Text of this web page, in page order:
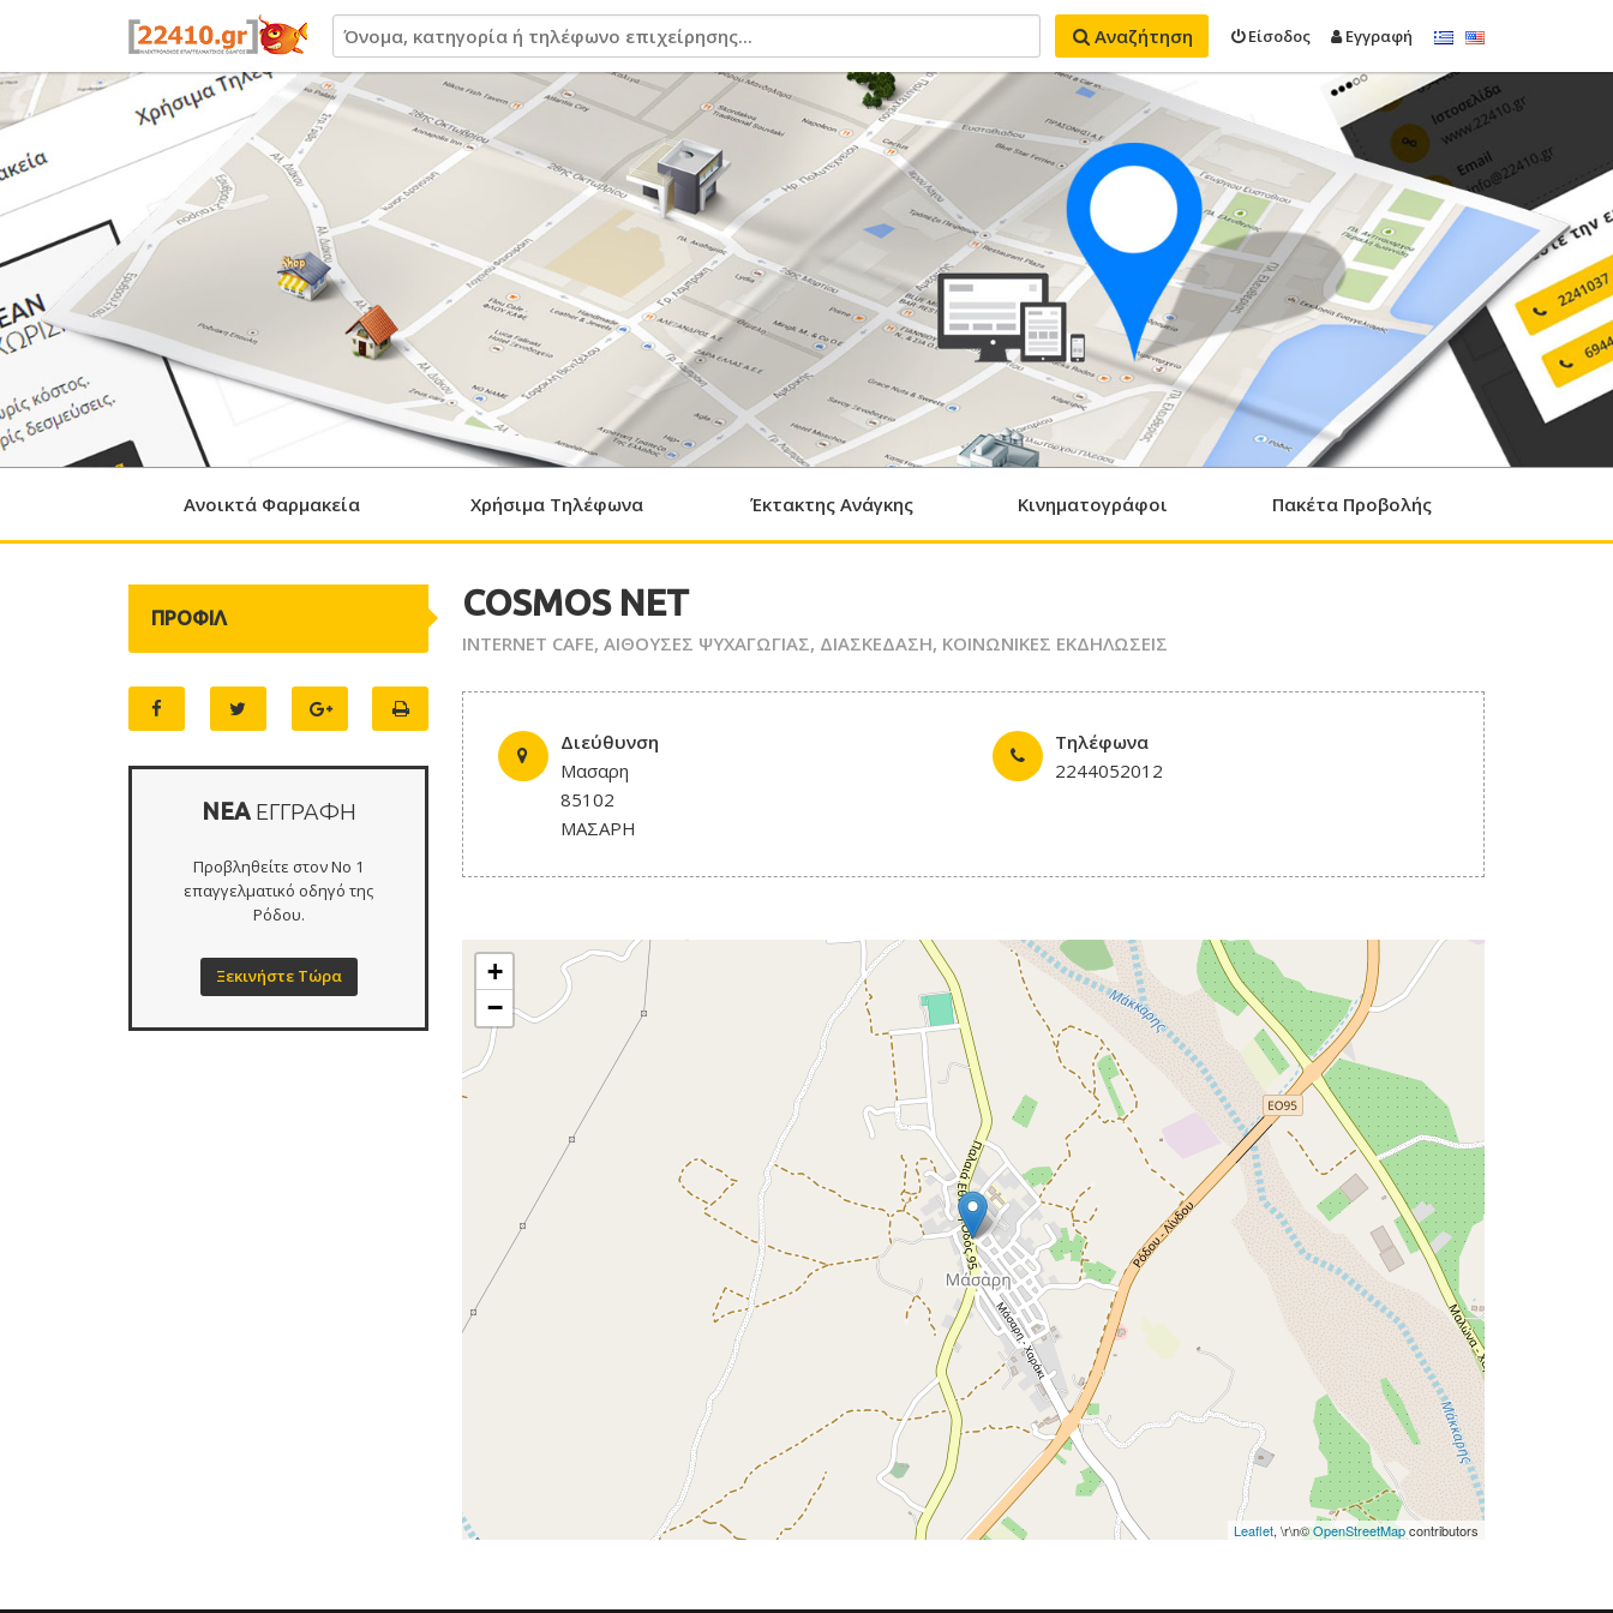
22410.gr
Εγγραφή
Είσοδος
Αναζήτηση
Ανοικτά Φαρμακεία Χρήσιμα Τηλέφωνα Έκτακτης Ανάγκης Κινηματογράφοι Πακέτα Προβολής
COSMOS NET
INTERNET CAFE,ΑΙΘΟΥΣΕΣ ΨΥΧΑΓΩΓΙΑΣ, ΔΙΑΣΚΕΔΑΣΗ, ΚΟΙΝΩΝΙΚΕΣ ΕΚΔΗΛΩΣΕΙΣ
Διεύθυνση
Μασαρη
85102
ΜΑΣΑΡΗ
Τηλέφωνα
2244052012
+
−
Leaflet, \r\n©OpenStreetMapcontributors
ΠΡΟΦΙΛ
ΝΕΑ ΕΓΓΡΑΦΗ
Προβληθείτε στον Νο 1
επαγγελματικό οδηγό της
Ρόδου.
Ξεκινήστε Τώρα